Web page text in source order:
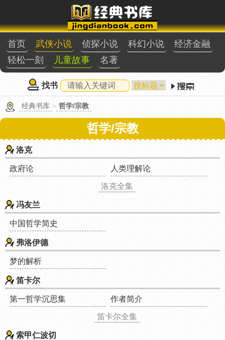
首页 武侠小说 侦探小说 科幻小说
经济金融
轻松一刻
儿童故事 名著
找书
经典书库 > 哲学/宗教
哲学/宗教
洛克
政府论 人类理解论
洛克全集
冯友兰
中国哲学简史
弗洛伊德
梦的解析
笛卡尔
第一哲学沉思集 作者简介
笛卡尔全集
索甲仁波切